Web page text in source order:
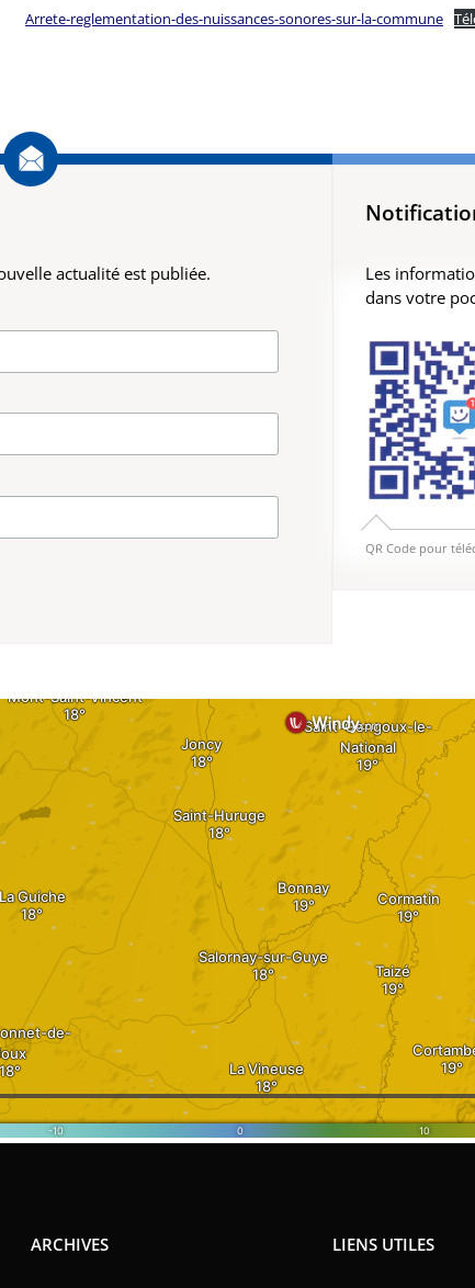
Arrete-reglementation-des-nuissances-sonores-sur-la-commune
actualité est publiée.
Les
dans votre
QR Code pour
ARCHIVES LIENS UTILES